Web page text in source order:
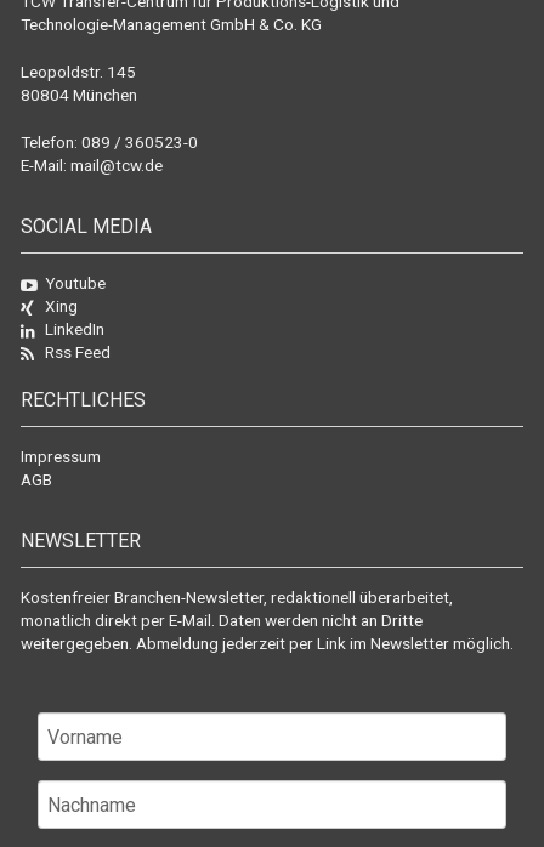
Technologie-Management GmbH & Co. KG
Leopoldstr. 145
80804 München
Telefon: 089 / 360523-0
E-Mail: mail@tcw.de
SOCIAL MEDIA
Youtube
Xing
LinkedIn
Rss Feed
RECHTLICHES
Impressum
AGB
NEWSLETTER
Kostenfreier Branchen-Newsletter, redaktionell überarbeitet,
monatlich direkt per E-Mail. Daten werden nicht an Dritte
weitergegeben. Abmeldung jederzeit per Link im Newsletter möglich.